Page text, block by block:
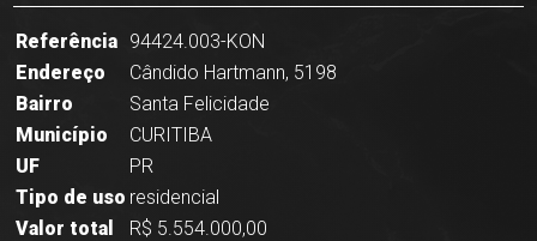
Referência 94424.003-KON
Endereço
Cândido Hartmann, 5198
Bairro
Santa Felicidade
Município
CURITIBA
UF
PR
Tipo de uso residencial
Valor total
R$ 5.554.000,00